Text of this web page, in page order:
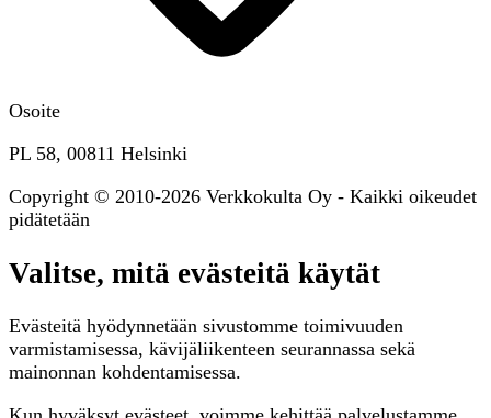
Osoite
PL 58, 00811 Helsinki
Copyright © 2010-2026 Verkkokulta Oy - Kaikki oikeudet
pidätetään
Valitse, mitä evästeitä käytät
Evästeitä hyödynnetään sivustomme toimivuuden
varmistamisessa, kävijäliikenteen seurannassa sekä
mainonnan kohdentamisessa.